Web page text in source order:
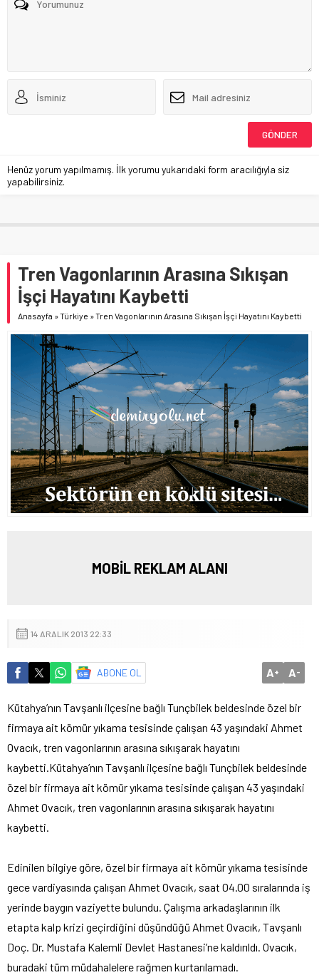
Henüz yorum yapılmamış. İlk yorumu yukarıdaki form aracılığıyla siz
yapabilirsiniz.
Tren Vagonlarının Arasına Sıkışan
İşçi Hayatını Kaybetti
Anasayfa »Türkiye »Tren Vagonlarının Arasına Sıkışan İşçi Hayatını Kaybetti
MOBİL REKLAM ALANI
14 ARALIK 2013 22:33
ABONE OL A+ A-
Kütahya’nın Tavşanlı ilçesine bağlı Tunçbilek beldesinde özel bir
firmaya ait kömür yıkama tesisinde çalışan 43 yaşındaki Ahmet
Ovacık, tren vagonlarının arasına sıkışarak hayatını
kaybetti.Kütahya’nın Tavşanlı ilçesine bağlı Tunçbilek beldesinde
özel bir firmaya ait kömür yıkama tesisinde çalışan 43 yaşındaki
Ahmet Ovacık, tren vagonlarının arasına sıkışarak hayatını
kaybetti.
Edinilen bilgiye göre, özel bir firmaya ait kömür yıkama tesisinde
gece vardiyasında çalışan Ahmet Ovacık, saat 04.00 sıralarında iş
yerinde baygın vaziyette bulundu. Çalışma arkadaşlarının ilk
etapta kalp krizi geçirdiğini düşündüğü Ahmet Ovacık, Tavşanlı
Doç. Dr. Mustafa Kalemli Devlet Hastanesi’ne kaldırıldı. Ovacık,
buradaki tüm müdahalelere rağmen kurtarılamadı.